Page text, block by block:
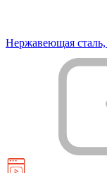
Нержавеющая сталь,